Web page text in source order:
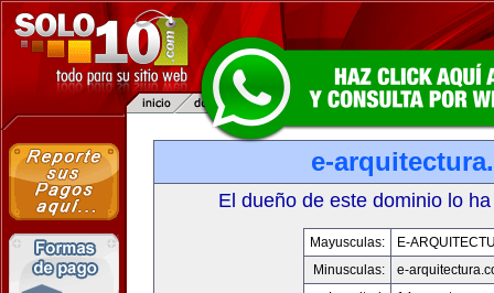
e-
El dueño de este dominio lo
Mayusculas:
E-
Minusculas:
e-